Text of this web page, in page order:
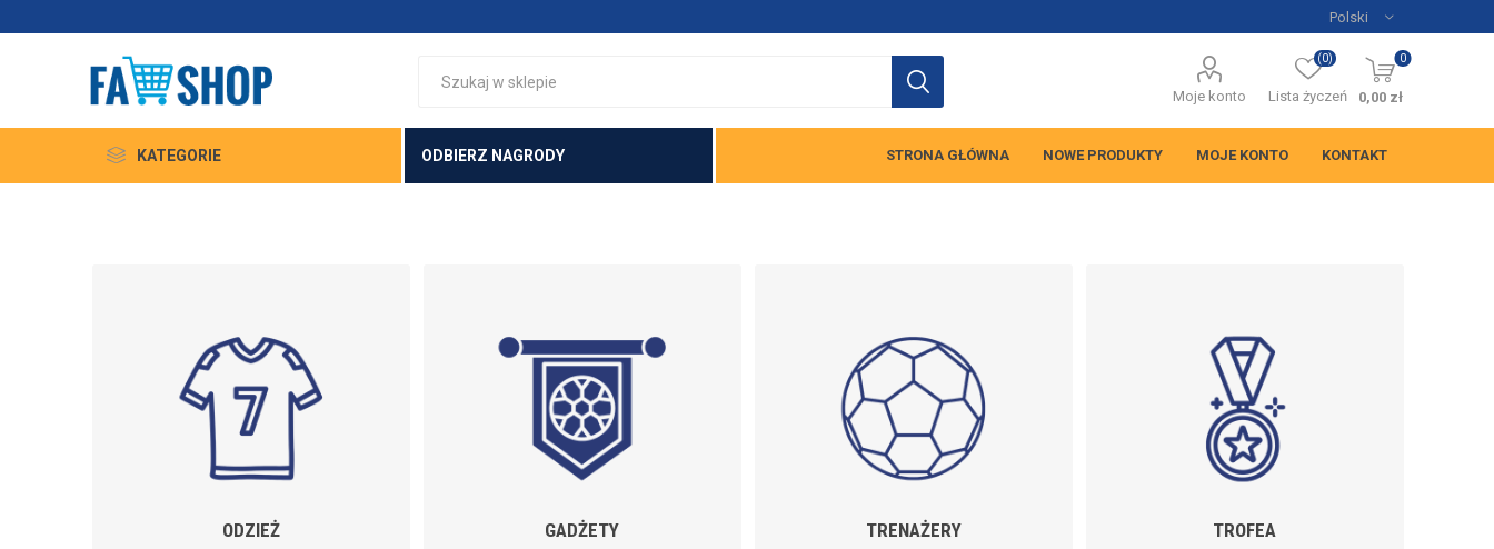
Moje konto Lista życzeń
(0) 0
0,00 zł
KATEGORIE ODBIERZ NAGRODY STRONA GŁÓWNA NOWE PRODUKTY MOJE KONTO KONTAKT
GADŻETY TRENAŻERY TROFEA FOOTBALL BABY